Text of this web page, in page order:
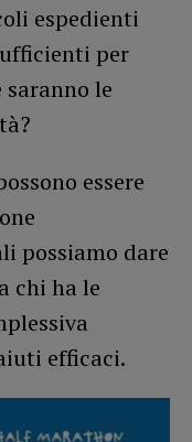
espedienti
per
le
essere
possiamo dare
chi ha le
efficaci.